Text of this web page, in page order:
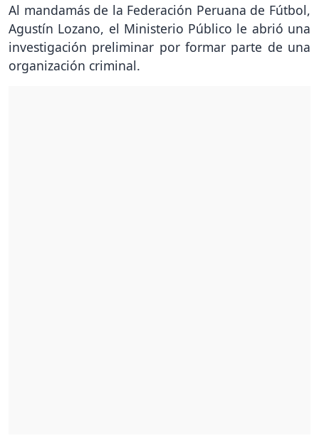
Al mandamás de la Federación Peruana de Fútbol,
Agustín Lozano, el Ministerio Público le abrió una
investigación preliminar por formar parte de una
organización criminal.